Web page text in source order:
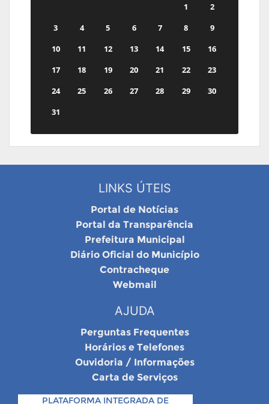
1
2
3
4 5 6 7 8
9
10
11 12 13 14 15
16
17
18 19 20 21 22
23
24
25 26 27 28 29
30
31
LINKS ÚTEIS
Portal de Notícias
Portal da Transparência
Prefeitura Municipal
Diário Oficial do Município
Contracheque
Webmail
AJUDA
Perguntas Frequentes
Horários e Telefones
Ouvidoria / Informações
Carta de Serviços
PLATAFORMA INTEGRADA DE